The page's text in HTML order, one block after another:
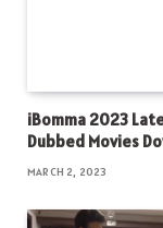
iBomma 2023
Dubbed Movies
MARCH 2, 2023